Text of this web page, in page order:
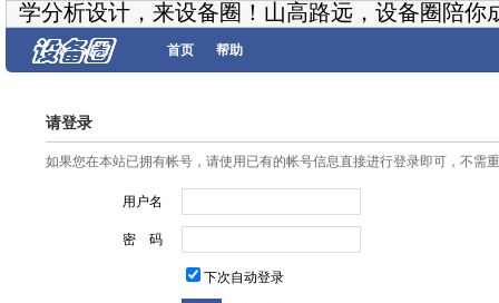
学分析设计，来设备圈！山高路远，设备圈陪你
首页 帮助
请登录
如果您在本站已拥有帐号，请使用已有的帐号信息直接进行登录即可，不需
用户名
密 码
下次自动登录